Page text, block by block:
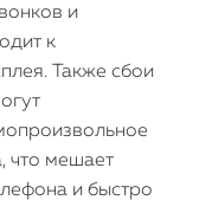
и
к
Также сбои
что мешает
и быстро